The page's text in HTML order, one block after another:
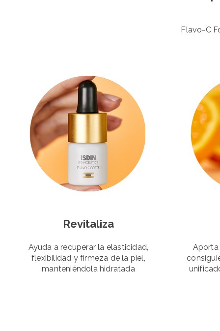
Flavo-C
Revitaliza
Ayuda a recuperar la elasticidad,
flexibilidad y firmeza de la piel,
manteniéndola hidratada
Aporta